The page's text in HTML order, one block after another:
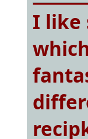
I like